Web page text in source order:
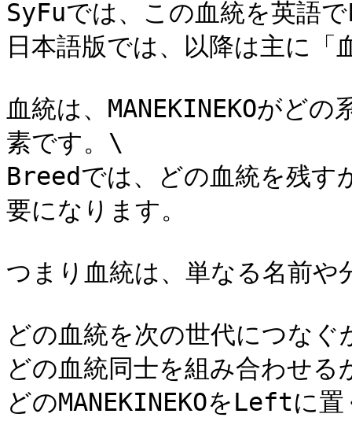
SyFuでは、この血統を英語
日本語版では、以降は主に「
血統は、MANEKINEKOがど
素です。\
Breedでは、どの血統を残す
要になります。
つまり血統は、単なる名前や
どの血統を次の世代につな
どの血統同士を組み合わせ
どのMANEKINEKOをLeftに